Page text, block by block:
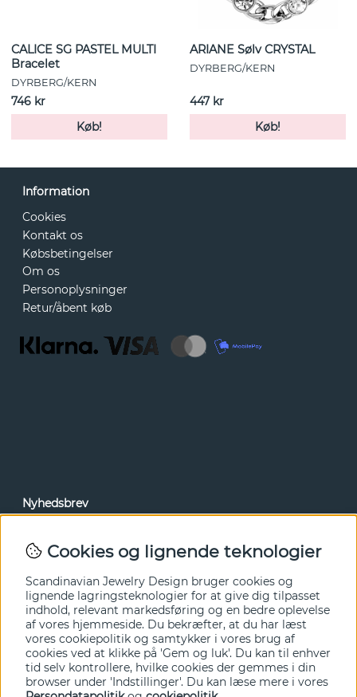
CALICE SG PASTEL MULTI
Bracelet
DYRBERG/KERN
746 kr
Køb!
ARIANE Sølv CRYSTAL
DYRBERG/KERN
447 kr
Køb!
Information
Cookies
Kontakt os
Købsbetingelser
Om os
Personoplysninger
Retur/åbent køb
Nyhedsbrev
tilbud før alle andre. Tilmeld dig herunder.
Ja tak!
Cookies og lignende teknologier
Scandinavian Jewelry Design bruger cookies og
lignende lagringsteknologier for at give dig tilpasset
indhold, relevant markedsføring og en bedre oplevelse
af vores hjemmeside. Du bekræfter, at du har læst
vores cookiepolitik og samtykker i vores brug af
cookies ved at klikke på 'Gem og luk'. Du kan til enhver
tid selv kontrollere, hvilke cookies der gemmes i din
browser under 'Indstillinger'. Du kan læse mere i vores